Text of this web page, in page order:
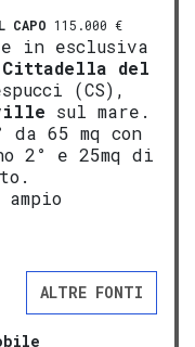
CAPO 115.000 €
in esclusiva
Cittadella del
(CS),
sul mare.
da 65 mq con
2° e 25mq di
ampio
ALTRE FONTI